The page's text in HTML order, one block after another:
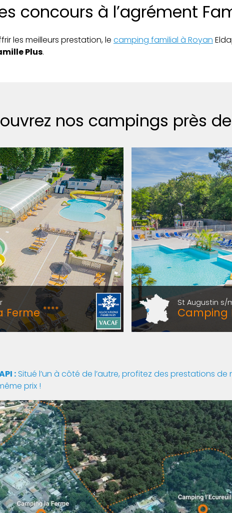
concours à l’agrément
les meilleurs prestation, le camping familial à Royan
Plus.
nos campings près
Ferme****
St Augustin s/
Camping
: Situé l’un à côté de l’autre, profitez des prestations
prix !